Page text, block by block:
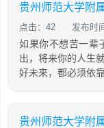
贵州师范大学附
点击：42 发布时
如果你不想苦一辈
出，将来你的人生
好未来，都必须依
贵州师范大学附